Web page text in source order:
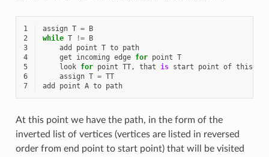
1 assign T = B
2
while T != B
3
add point T to path
4
get incoming edge for point T
5
look for point TT, that is start point of this
6
assign T = TT
7
add point A to path
At this point we have the path, in the form of the
inverted list of vertices (vertices are listed in reversed
order from end point to start point) that will be visited